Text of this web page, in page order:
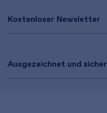
Kostenloser Newsletter
Ausgezeichnet und sicher